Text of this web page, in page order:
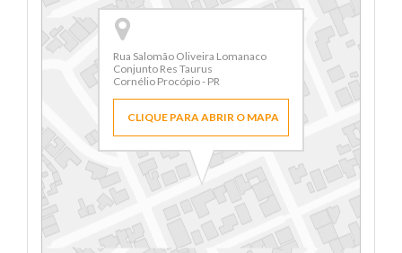
Rua Salomão Oliveira Lomanaco
Conjunto Res Taurus
Cornélio Procópio - PR
CLIQUE PARA ABRIR O MAPA